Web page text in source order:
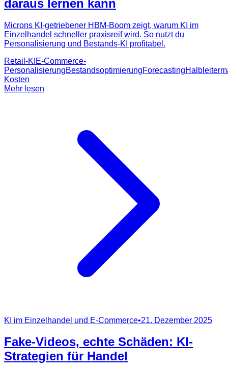
daraus lernen kann
Microns KI-getriebener HBM-Boom zeigt, warum KI im
Einzelhandel schneller praxisreif wird. So nutzt du
Personalisierung und Bestands-KI profitabel.
Retail-KI E-Commerce-
PersonalisierungBestandsoptimierungForecasting
Kosten
Mehr lesen
KI im Einzelhandel und E-Commerce•21. Dezember 2025
Fake-Videos, echte Schäden: KI-
Strategien für Handel